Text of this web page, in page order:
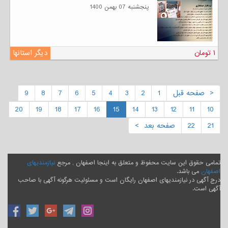
پنجشنبه 07 بهمن 1400
دیگر استانها ۱ تومان
< صفحه قبل 1
2
3
4
5
6
7
8
9
10
11
12
13
14
15
16
17
18
19
20
21
22 صفحه بعد >
تمامی حقوق این سایت محفوظ و متعلق به اینجا اصفهان , مرجع نیازمندیهای
اصفهان می باشد.
درج آگهی در نیازمندیهای اصفهان رایگان است و مسئولیت هرگونه آگهی با صاحب
آگهی است.